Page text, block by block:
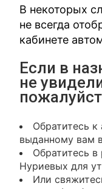
В некоторых
не всегда
кабинете
Если в
не
Обратитесь к
выданному вам
Обратитесь в
Нуриевых для
Или